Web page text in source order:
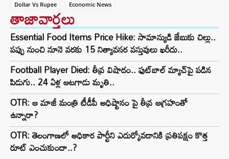
Dollar Vs Rupee
Economic News
తాజావార్తలు
Essential Food Items Price Hike: సామాన్యుడి జేబుకు చిల్లు..
పప్పు నుంచి నూనె వరకు 15 నిత్యావసర వస్తువులు ఖరీదు..
Football Player Died: తీవ్ర విషాదం.. ఫుట్‌బాల్ మ్యాచ్‌పై పడిన
పిడుగు.. 24 ఏళ్ల ఆటగాడు మృతి..
OTR: ఆ మాజీ మంత్రి టీడీపీ అధిష్టానం పై తీవ్ర ఆగ్రహంతో
ఉన్నారా?
OTR: తెలంగాణలో అధికార పార్టీని ఎదుర్కోవడానికి ప్రతిపక్షం కొత్త
రూట్‌ ఎంచుకుందా..?